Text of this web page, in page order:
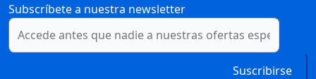
Subscríbete a nuestra newsletter
Suscribirse